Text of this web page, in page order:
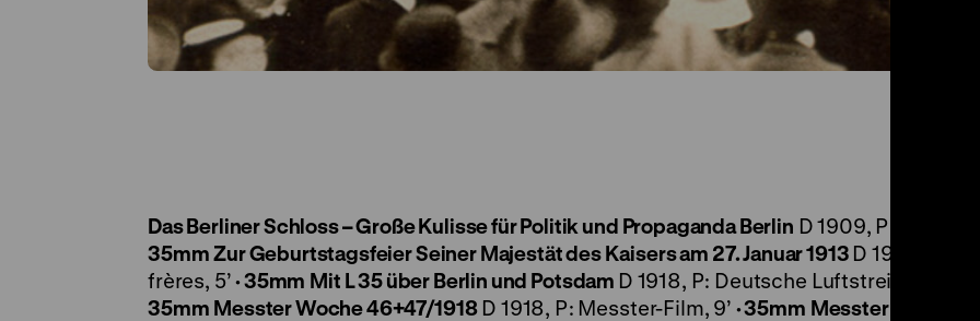
Das Berliner Schloss – Große Kulisse für Politik und PropagandaBerlin D 1909, P: Pathé
35mmZur Geburtstagsfeier Seiner Majestät des Kaisers am 27. Januar 1913 D 1913, P:
frères, 5’· 35mm Mit L 35 über Berlin und Potsdam D 1918, P: Deutsche Luftstreitkräfte, 8’
35mm Messter Woche 46+47/1918D 1918, P: Messter-Film, 9’ ·35mm Messter Woche